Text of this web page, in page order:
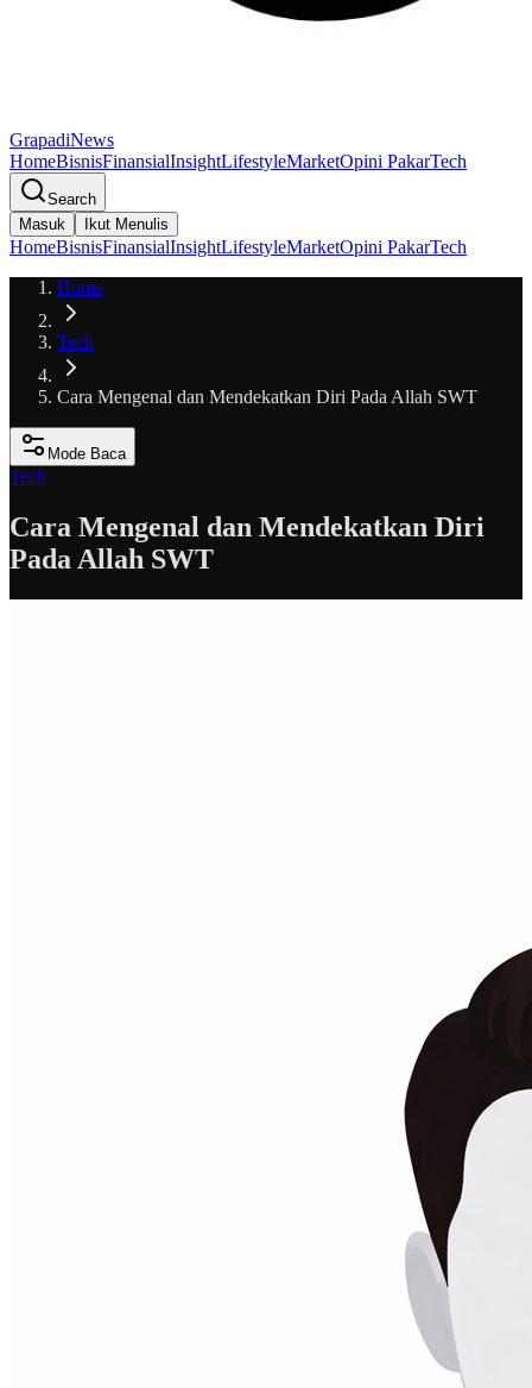
GrapadiNews
HomeBisnisFinansialInsightLifestyleMarketOpini PakarTech
Search
Masuk
Ikut Menulis
HomeBisnisFinansialInsightLifestyleMarketOpini PakarTech
Home
Tech
Cara Mengenal dan Mendekatkan Diri Pada Allah SWT
Mode Baca
Tech
Cara Mengenal dan Mendekatkan Diri
Pada Allah SWT